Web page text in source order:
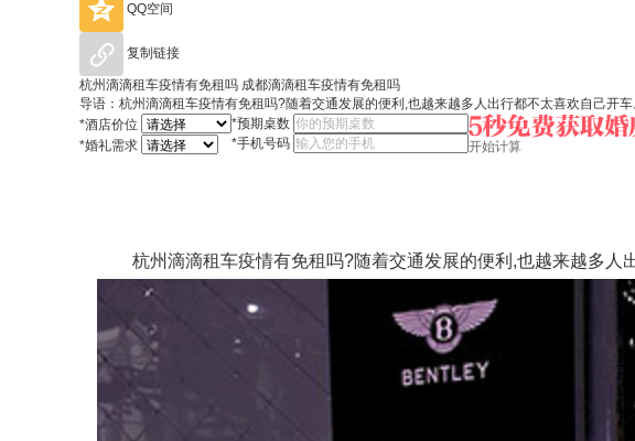
QQ空间
复制链接
杭州滴滴租车疫情有免租吗 成都滴滴租车疫情有免租吗
导语：​杭州滴滴租车疫情有免租吗?随着交通发展的便利,也越来越多人出行都不太喜欢自己开
*酒店价位
*婚礼需求
*预期桌数
*手机号码
开始计算
杭州滴滴租车疫情有免租吗?随着交通发展的便利,也越来越多人